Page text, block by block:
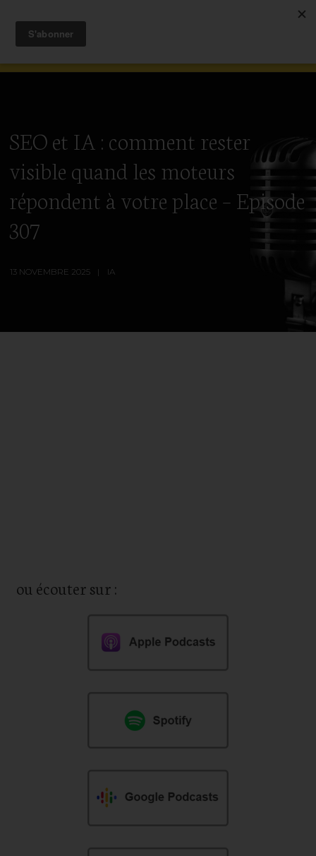
SEO et IA : comment rester
visible quand les moteurs
répondent à votre place – Episode
307
13 NOVEMBRE 2025 IA
ou écouter sur :